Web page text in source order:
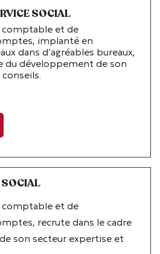
SOCIAL
comptable et de
implanté en
dans d’agréables bureaux,
du développement de son
comptable et de
recrute dans le cadre
son secteur expertise et